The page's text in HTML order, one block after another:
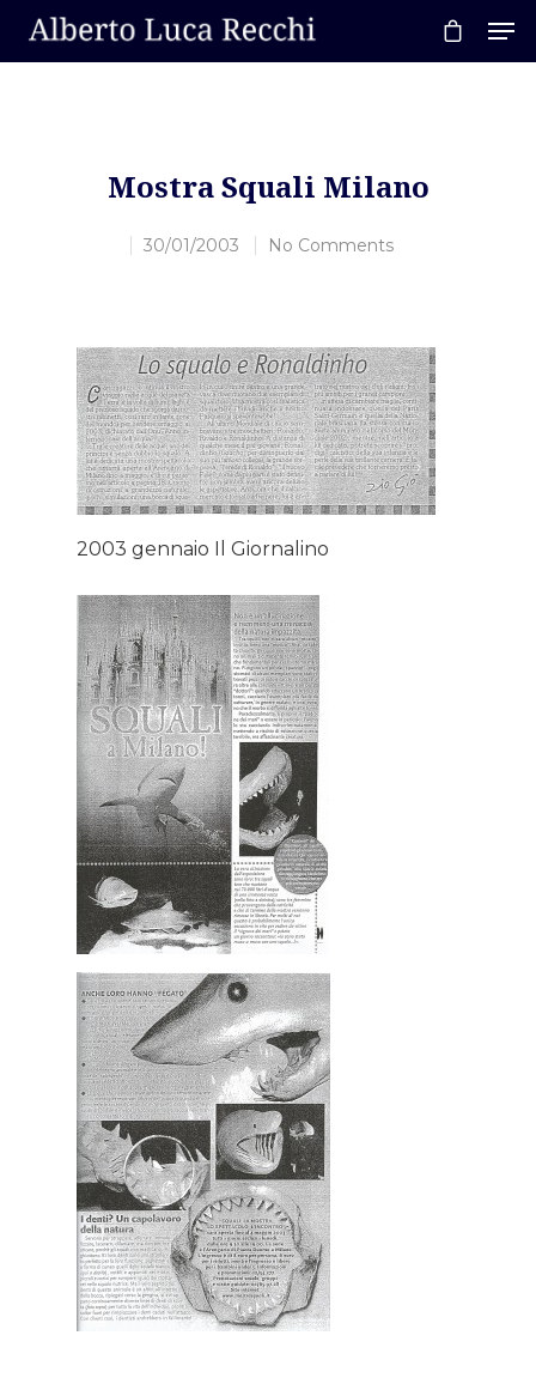
Mostra Squali Milano
30/01/2003 No Comments
2003 gennaio Il Giornalino
Home
About AL
Podcast
News
Gallery
Expeditions
Shop
Contacts